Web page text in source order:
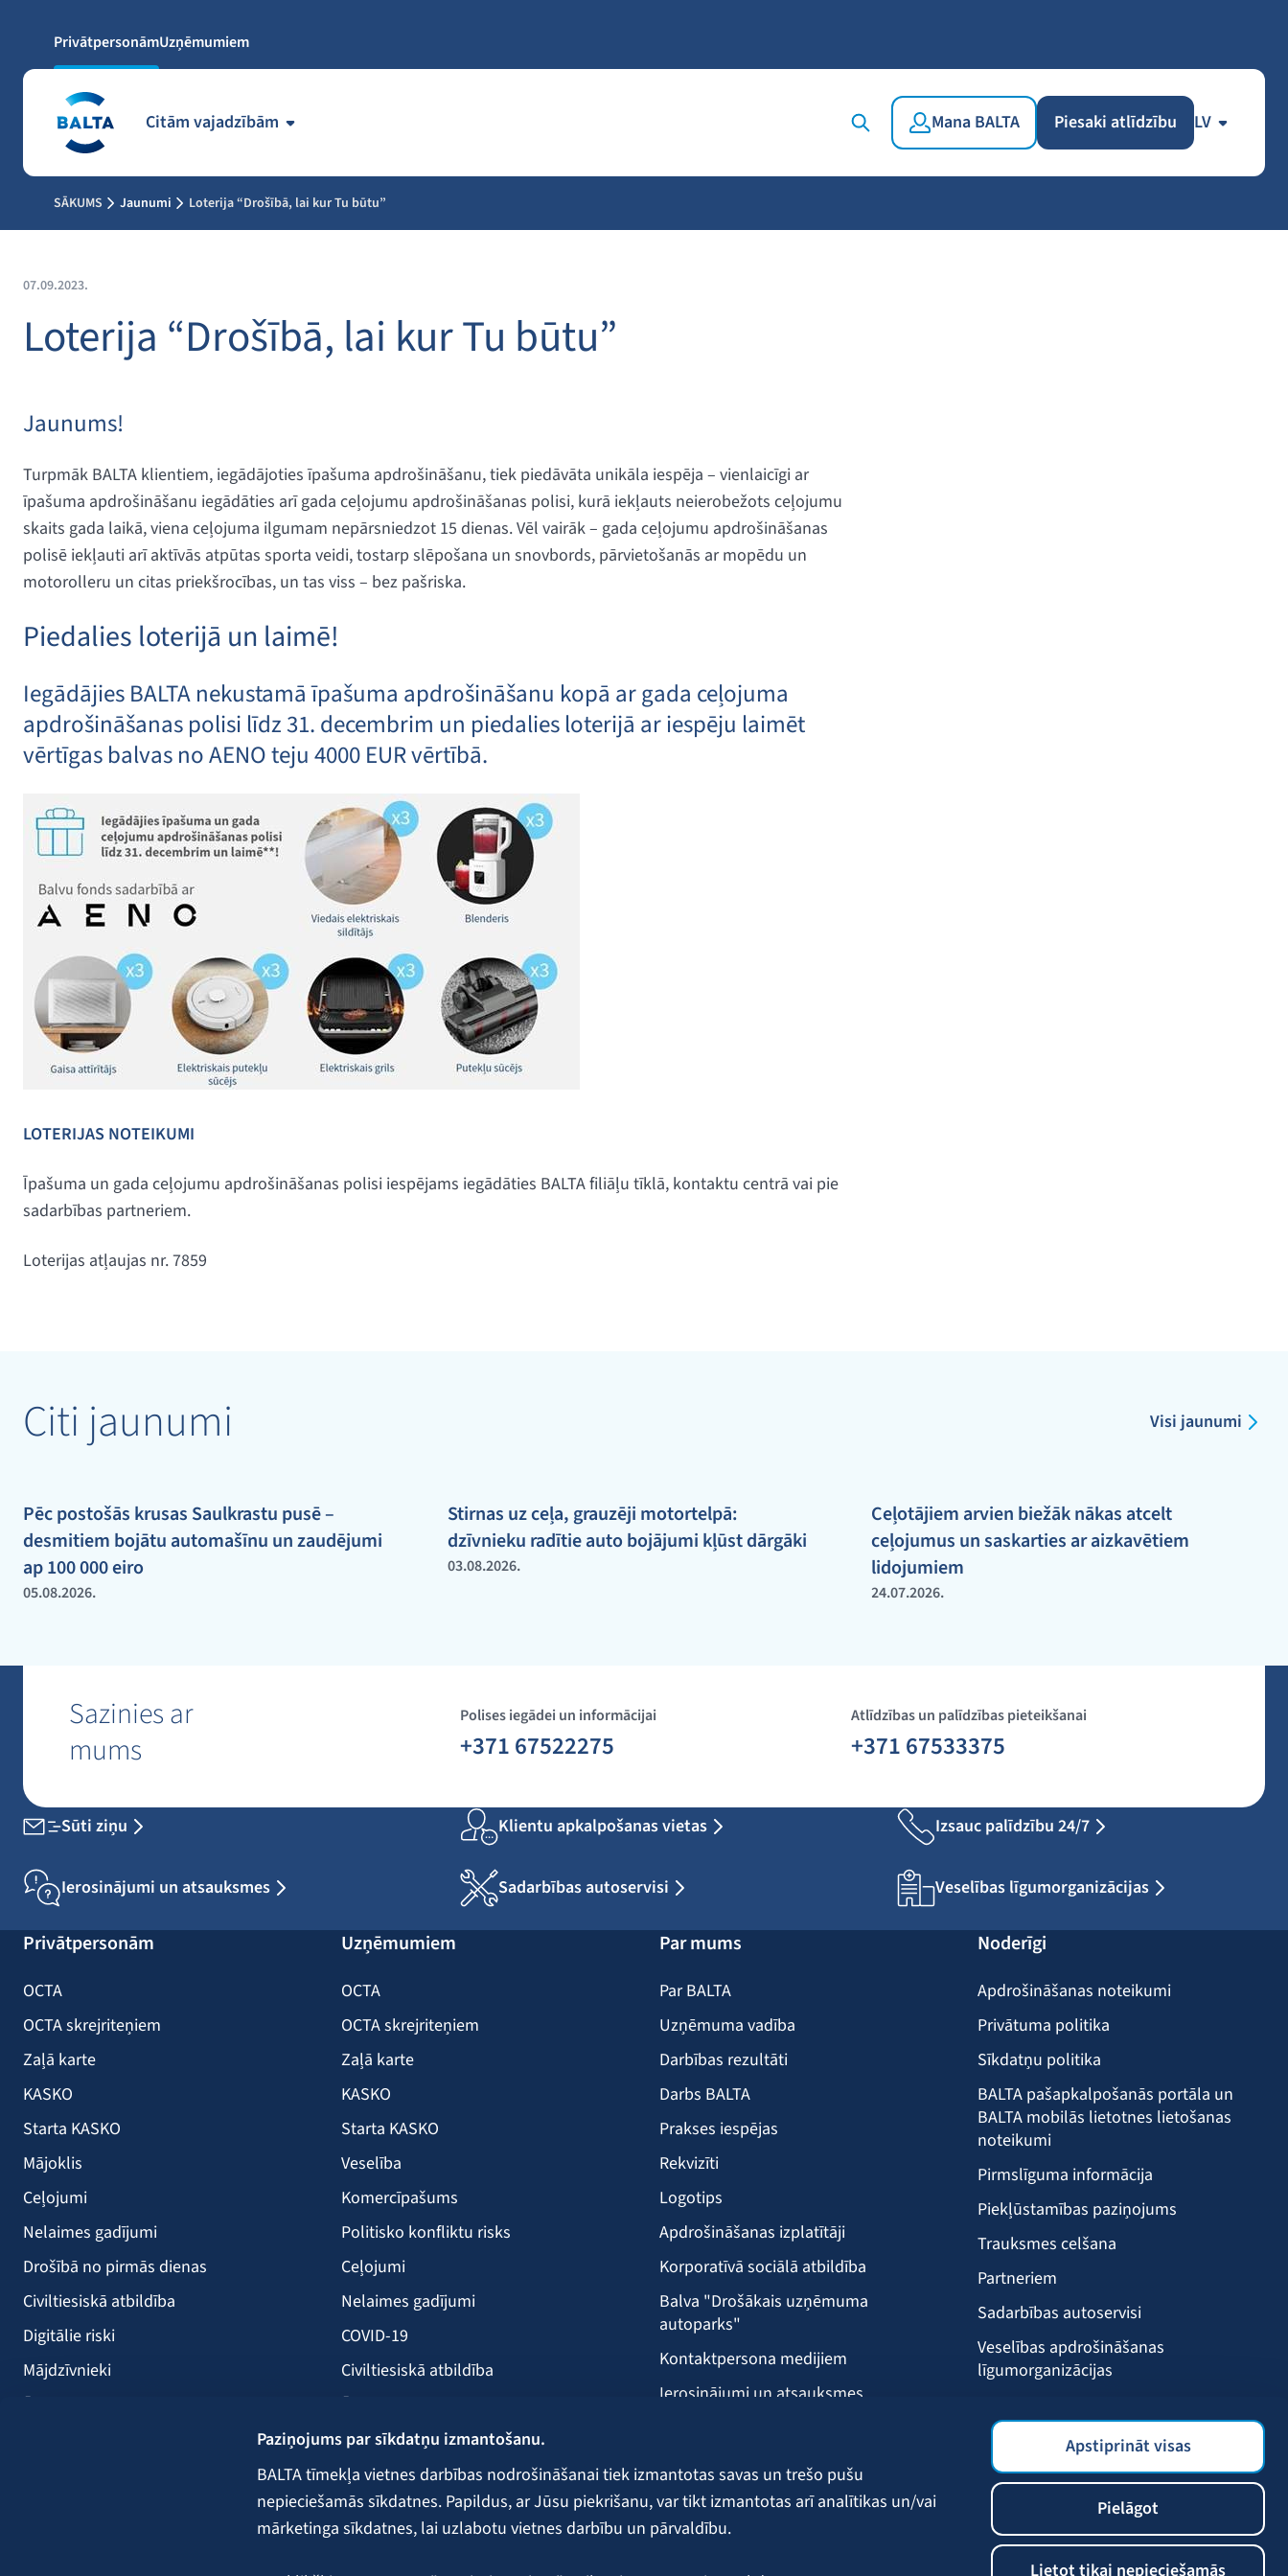
Paziņojums par sīkdatņu izmantošanu.
BALTA tīmekļa vietnes darbības nodrošināšanai tiek izmantotas savas un trešo pušu
nepieciešamās sīkdatnes. Papildus, ar Jūsu piekrišanu, var tikt izmantotas arī analītikas un/vai
mārketinga sīkdatnes, lai uzlabotu vietnes darbību un pārvaldību.
Apstiprināt visas
Pielāgot
Lietot tikai nepieciešamās
PrivātpersonāmUzņēmumiem
Citām vajadzībām Mana BALTA Piesaki atlīdzību LV
SĀKUMS Jaunumi Loterija “Drošībā, lai kur Tu būtu”
07.09.2023.
Loterija “Drošībā, lai kur Tu būtu”
Jaunums!
Turpmāk BALTA klientiem, iegādājoties īpašuma apdrošināšanu, tiek piedāvāta unikāla iespēja – vienlaicīgi ar
īpašuma apdrošināšanu iegādāties arī gada ceļojumu apdrošināšanas polisi, kurā iekļauts neierobežots ceļojumu
skaits gada laikā, viena ceļojuma ilgumam nepārsniedzot 15 dienas. Vēl vairāk – gada ceļojumu apdrošināšanas
polisē iekļauti arī aktīvās atpūtas sporta veidi, tostarp slēpošana un snovbords, pārvietošanās ar mopēdu un
motorolleru un citas priekšrocības, un tas viss – bez pašriska.
Piedalies loterijā un laimē!
Iegādājies BALTA nekustamā īpašuma apdrošināšanu kopā ar gada ceļojuma
apdrošināšanas polisi līdz 31. decembrim un piedalies loterijā ar iespēju laimēt
vērtīgas balvas no AENO teju 4000 EUR vērtībā.
LOTERIJAS NOTEIKUMI
Īpašuma un gada ceļojumu apdrošināšanas polisi iespējams iegādāties BALTA filiāļu tīklā, kontaktu centrā vai pie
sadarbības partneriem.
Loterijas atļaujas nr. 7859
Citi jaunumi Visi jaunumi
Pēc postošās krusas Saulkrastu pusē –
desmitiem bojātu automašīnu un zaudējumi
ap 100 000 eiro
05.08.2026.
Stirnas uz ceļa, grauzēji motortelpā:
dzīvnieku radītie auto bojājumi kļūst dārgāki
03.08.2026.
Ceļotājiem arvien biežāk nākas atcelt
ceļojumus un saskarties ar aizkavētiem
lidojumiem
24.07.2026.
Sazinies ar
mums
Polises iegādei un informācijai
+371 67522275
Atlīdzības un palīdzības pieteikšanai
+371 67533375
Sūti ziņu Klientu apkalpošanas vietas Izsauc palīdzību 24/7
Ierosinājumi un atsauksmes Sadarbības autoservisi Veselības līgumorganizācijas
Privātpersonām
OCTA
OCTA skrejriteņiem
Zaļā karte
KASKO
Starta KASKO
Mājoklis
Ceļojumi
Nelaimes gadījumi
Drošībā no pirmās dienas
Civiltiesiskā atbildība
Digitālie riski
Mājdzīvnieki
Ērces
Uzņēmumiem
OCTA
OCTA skrejriteņiem
Zaļā karte
KASKO
Starta KASKO
Veselība
Komercīpašums
Politisko konfliktu risks
Ceļojumi
Nelaimes gadījumi
COVID-19
Civiltiesiskā atbildība
Ērces
Būvniecība
Lauksaimniecība
Kravas
Garantijas, galvojumi un nodrošinājumi
Par mums
Par BALTA
Uzņēmuma vadība
Darbības rezultāti
Darbs BALTA
Prakses iespējas
Rekvizīti
Logotips
Apdrošināšanas izplatītāji
Korporatīvā sociālā atbildība
Balva "Drošākais uzņēmuma
autoparks"
Kontaktpersona medijiem
Ierosinājumi un atsauksmes
Noderīgi
Apdrošināšanas noteikumi
Privātuma politika
Sīkdatņu politika
BALTA pašapkalpošanās portāla un
BALTA mobilās lietotnes lietošanas
noteikumi
Pirmslīguma informācija
Piekļūstamības paziņojums
Trauksmes celšana
Partneriem
Sadarbības autoservisi
Veselības apdrošināšanas
līgumorganizācijas
BALTA mobilā lietotne
Klientu labumi